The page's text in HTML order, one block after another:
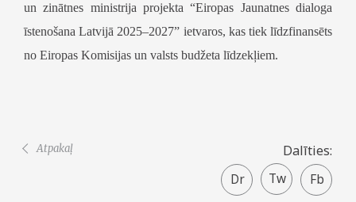
Dalīties:
Facebook
share
Twitter
un zinātnes ministrija projekta “Eiropas Jaunatnes dialoga
īstenošana Latvijā 2025–2027” ietvaros, kas tiek līdzfinansēts
no Eiropas Komisijas un valsts budžeta līdzekļiem.
Atpakaļ